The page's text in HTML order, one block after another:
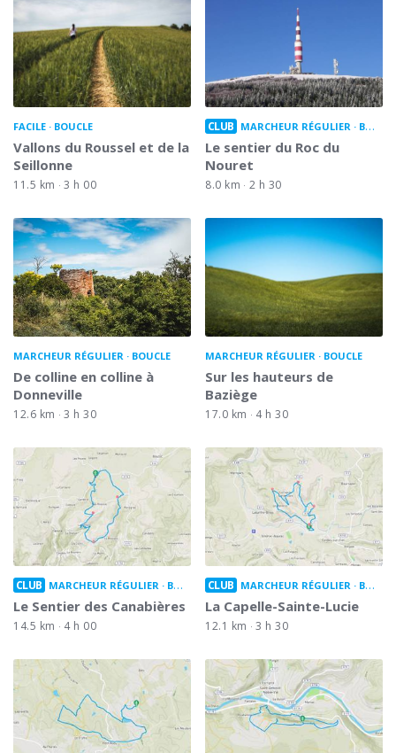
FACILE BOUCLE
Vallons du Roussel et de la
Seillonne
11.5 km 3 h 00
CLUB MARCHEUR RÉGULIER BOUCLE
Le sentier du Roc du
Nouret
8.0 km 2 h 30
MARCHEUR RÉGULIER BOUCLE
De colline en colline à
Donneville
12.6 km 3 h 30
MARCHEUR RÉGULIER BOUCLE
Sur les hauteurs de
Baziège
17.0 km 4 h 30
CLUB MARCHEUR RÉGULIER BOUCLE
Le Sentier des Canabières
14.5 km 4 h 00
CLUB MARCHEUR RÉGULIER BOUCLE
La Capelle-Sainte-Lucie
12.1 km 3 h 30